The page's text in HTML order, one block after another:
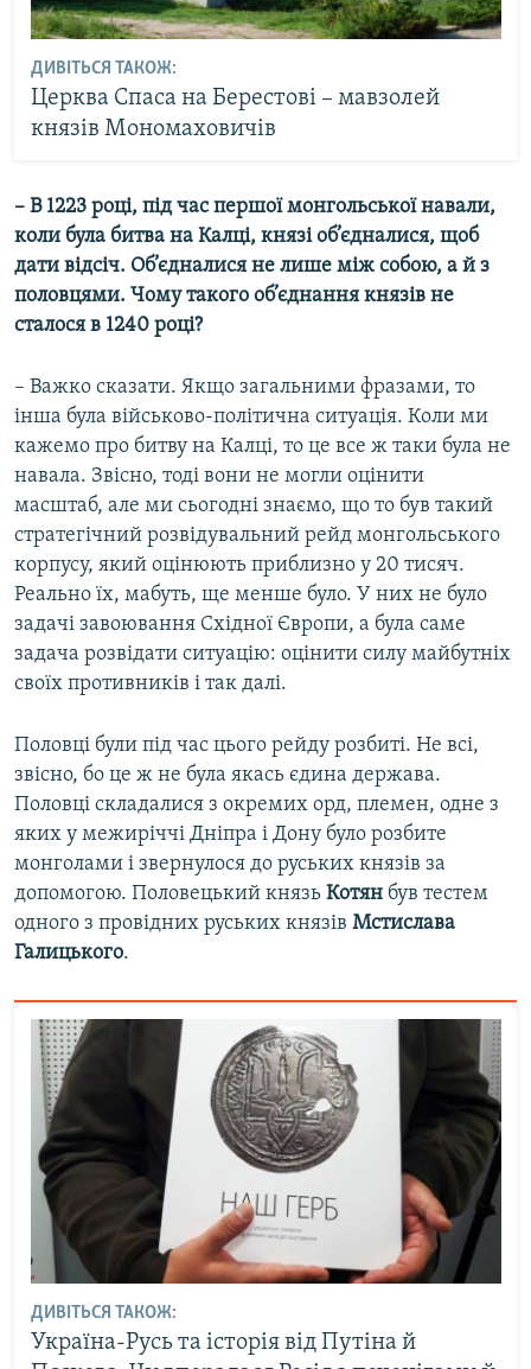
ДИВІТЬСЯ ТАКОЖ:
Церква Спаса на Берестові – мавзолей
князів Мономаховичів
– В 1223 році, під час першої монгольської навали,
коли була битва на Калці, князі об’єдналися, щоб
дати відсіч. Об’єдналися не лише між собою, а й з
половцями. Чому такого об’єднання князів не
сталося в 1240 році?
– Важко сказати. Якщо загальними фразами, то
інша була військово-політична ситуація. Коли ми
кажемо про битву на Калці, то це все ж таки була не
навала. Звісно, тоді вони не могли оцінити
масштаб, але ми сьогодні знаємо, що то був такий
стратегічний розвідувальний рейд монгольського
корпусу, який оцінюють приблизно у 20 тисяч.
Реально їх, мабуть, ще менше було. У них не було
задачі завоювання Східної Європи, а була саме
задача розвідати ситуацію: оцінити силу майбутніх
своїх противників і так далі.
Половці були під час цього рейду розбиті. Не всі,
звісно, бо це ж не була якась єдина держава.
Половці складалися з окремих орд, племен, одне з
яких у межиріччі Дніпра і Дону було розбите
монголами і звернулося до руських князів за
допомогою. Половецький князь Котян був тестем
одного з провідних руських князів Мстислава
Галицького.
ДИВІТЬСЯ ТАКОЖ:
Україна-Русь та історія від Путіна й